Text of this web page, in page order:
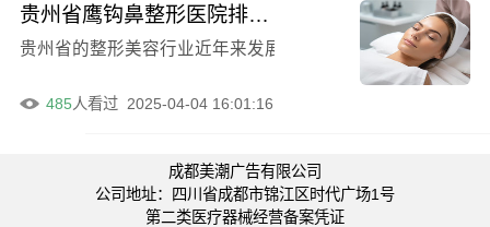
贵州省鹰钩鼻整形医院排名前六榜单及价格费用明细全曝光（贵阳甲秀整形美容门诊部口碑与价格俱佳）
贵州省的整形美容行业近年来发展迅速，其中鹰钩鼻整形更
2025-04-04 16:01:16
485人看过
成都美潮广告有限公司
公司地址：四川省成都市锦江区时代广场1号
第二类医疗器械经营备案凭证